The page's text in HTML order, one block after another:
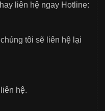
liên hệ ngay Hotline:
tôi sẽ liên hệ lại
hệ.